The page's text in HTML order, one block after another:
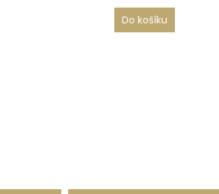
Do košíku